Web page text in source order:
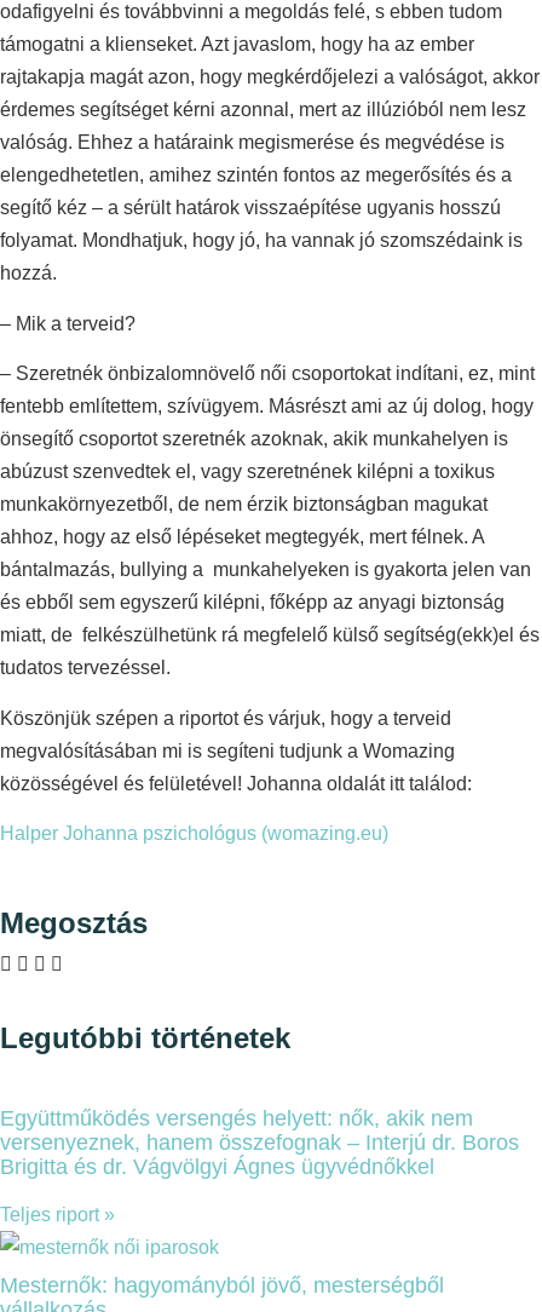
odafigyelni és továbbvinni a megoldás felé, s ebben tudom
támogatni a klienseket. Azt javaslom, hogy ha az ember
rajtakapja magát azon, hogy megkérdőjelezi a valóságot, akkor
érdemes segítséget kérni azonnal, mert az illúzióból nem lesz
valóság. Ehhez a határaink megismerése és megvédése is
elengedhetetlen, amihez szintén fontos az megerősítés és a
segítő kéz – a sérült határok visszaépítése ugyanis hosszú
folyamat. Mondhatjuk, hogy jó, ha vannak jó szomszédaink is
hozzá.
– Mik a terveid?
– Szeretnék önbizalomnövelő női csoportokat indítani, ez, mint
fentebb említettem, szívügyem. Másrészt ami az új dolog, hogy
önsegítő csoportot szeretnék azoknak, akik munkahelyen is
abúzust szenvedtek el, vagy szeretnének kilépni a toxikus
munkakörnyezetből, de nem érzik biztonságban magukat
ahhoz, hogy az első lépéseket megtegyék, mert félnek. A
bántalmazás, bullying a munkahelyeken is gyakorta jelen van
és ebből sem egyszerű kilépni, főképp az anyagi biztonság
miatt, de felkészülhetünk rá megfelelő külső segítség(ekk)el és
tudatos tervezéssel.
Köszönjük szépen a riportot és várjuk, hogy a terveid
megvalósításában mi is segíteni tudjunk a Womazing
közösségével és felületével! Johanna oldalát itt találod:
Halper Johanna pszichológus (womazing.eu)
Megosztás
Legutóbbi történetek
Együttműködés versengés helyett: nők, akik nem
versenyeznek, hanem összefognak – Interjú dr. Boros
Brigitta és dr. Vágvölgyi Ágnes ügyvédnőkkel
Teljes riport »
Mesternők: hagyományból jövő, mesterségből